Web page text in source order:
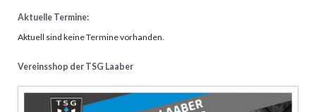
Aktuelle Termine:
Aktuell sind keine Termine vorhanden.
Vereinsshop der TSG Laaber